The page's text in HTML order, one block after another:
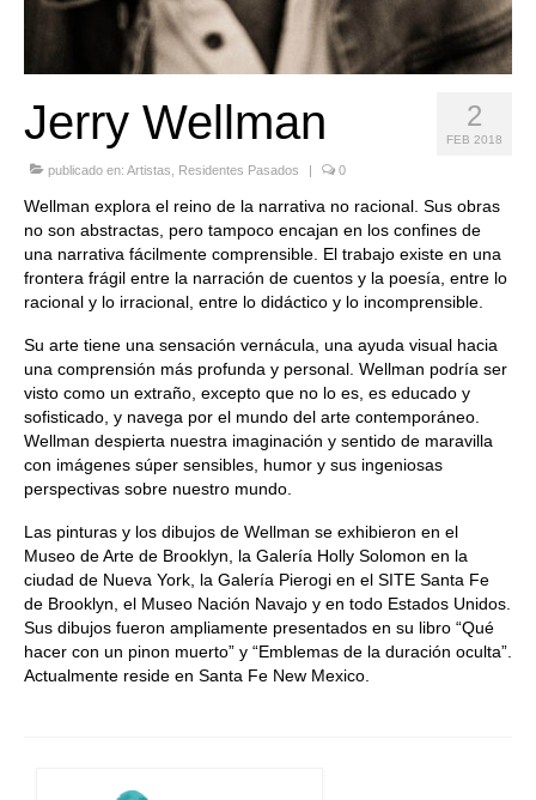
2
FEB 2018
Jerry Wellman
publicado en: Artistas Residentes Pasados | 0
Wellman explora el reino de la narrativa no racional. Sus obras
no son abstractas, pero tampoco encajan en los confines de
una narrativa fácilmente comprensible. El trabajo existe en una
frontera frágil entre la narración de cuentos y la poesía, entre lo
racional y lo irracional, entre lo didáctico y lo incomprensible.
Su arte tiene una sensación vernácula, una ayuda visual hacia
una comprensión más profunda y personal. Wellman podría ser
visto como un extraño, excepto que no lo es, es educado y
sofisticado, y navega por el mundo del arte contemporáneo.
Wellman despierta nuestra imaginación y sentido de maravilla
con imágenes súper sensibles, humor y sus ingeniosas
perspectivas sobre nuestro mundo.
Las pinturas y los dibujos de Wellman se exhibieron en el
Museo de Arte de Brooklyn, la Galería Holly Solomon en la
ciudad de Nueva York, la Galería Pierogi en el SITE Santa Fe
de Brooklyn, el Museo Nación Navajo y en todo Estados Unidos.
Sus dibujos fueron ampliamente presentados en su libro “Qué
hacer con un pinon muerto” y “Emblemas de la duración oculta”.
Actualmente reside en Santa Fe New Mexico.